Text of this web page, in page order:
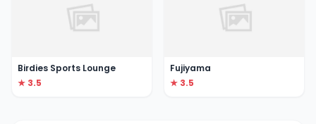
Birdies Sports Lounge
★ 3.5
Fujiyama
★ 3.5